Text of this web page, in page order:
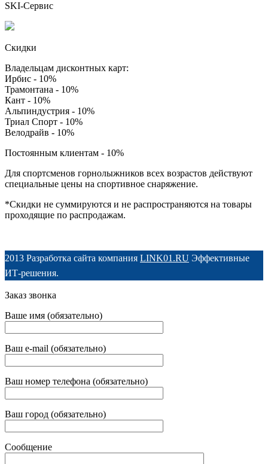
SKI-Сервис
Скидки
Владельцам дисконтных карт:
Ирбис - 10%
Трамонтана - 10%
Кант - 10%
Альпиндустрия - 10%
Триал Спорт - 10%
Велодрайв - 10%
Постоянным клиентам - 10%
Для спортсменов горнолыжников всех возрастов действуют
специальные цены на спортивное снаряжение.
*Скидки не суммируются и не распространяются на товары
проходящие по распродажам.
2013 Разработка сайта компания LINK01.RU Эффективные
ИТ-решения.
Заказ звонка
Ваше имя (обязательно)
Ваш e-mail (обязательно)
Ваш номер телефона (обязательно)
Ваш город (обязательно)
Сообщение